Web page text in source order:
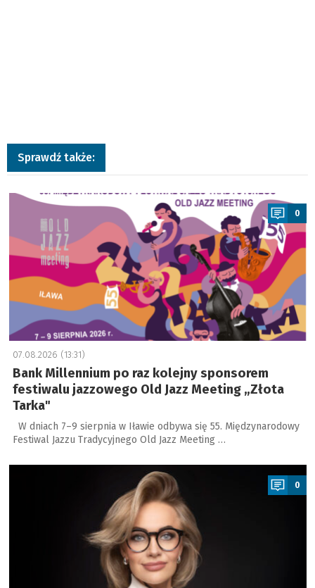
Sprawdź także:
a
0
07.08.2026 (13:31)
Bank Millennium po raz kolejny sponsorem
festiwalu jazzowego Old Jazz Meeting „Złota
Tarka"
W dniach 7–9 sierpnia w Iławie odbywa się 55. Międzynarodowy
Festiwal Jazzu Tradycyjnego Old Jazz Meeting …
a
0